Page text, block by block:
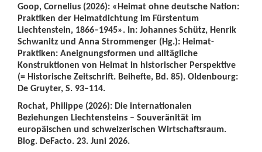
Goop, Cornelius (2026): «Heimat ohne deutsche Nation:
Praktiken der Heimatdichtung im Fürstentum
Liechtenstein, 1866–1945». In: Johannes Schütz, Henrik
Schwanitz und Anna Strommenger (Hg.): Heimat-
Praktiken: Aneignungsformen und alltägliche
Konstruktionen von Heimat in historischer Perspektive
(= Historische Zeitschrift. Beihefte, Bd. 85). Oldenbourg:
De Gruyter, S. 93–114.
Rochat, Philippe (2026): Die internationalen
Beziehungen Liechtensteins – Souveränität im
europäischen und schweizerischen Wirtschaftsraum.
Blog. DeFacto. 23. Juni 2026.